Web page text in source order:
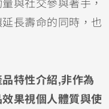
與社交參與著手，
長壽命的同時，也
特性介紹,非作為
果視個人體質與使